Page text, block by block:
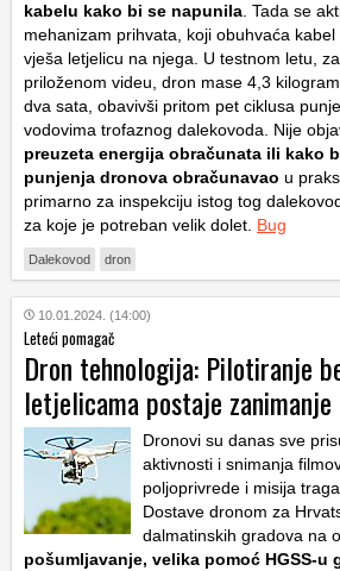
kabelu kako bi se napunila . Tada se
mehanizam prihvata, koji obuhvaća
vješa letjelicu na njega. U testnom letu,
priloženom videu, dron mase 4,3
dva sata, obavivši pritom pet ciklusa
vodovima trofaznog dalekovoda. Nije
preuzeta energija obračunata ili kako
punjenja dronova obračunavao u
primarno za inspekciju istog tog
za koje je potreban velik dolet. Bug
Dalekovod dron
10.01.2024. (14:00)
Leteći pomagač
Dron tehnologija: Pilotiranje
letjelicama postaje zanimanje
Dronovi su danas sve
aktivnosti i snimanja
poljoprivrede i misija
Dostave dronom za
dalmatinskih gradova na
pošumljavanje, velika pomoć HGSS-u